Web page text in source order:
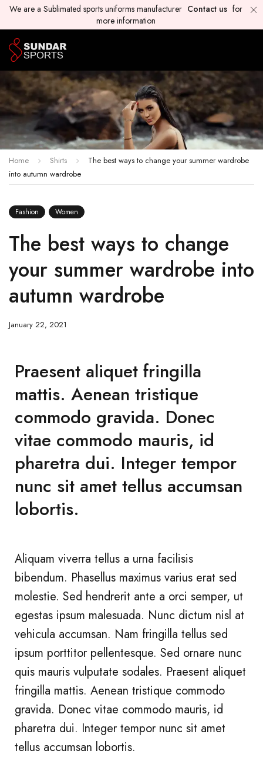
We are a Sublimated sports uniforms manufacturer Contact us for
more information
Home Shirts
The best ways to change your summer wardrobe
into autumn wardrobe
Fashion Women
The best ways to change
your summer wardrobe into
autumn wardrobe
January 22, 2021
Praesent aliquet fringilla
mattis. Aenean tristique
commodo gravida. Donec
vitae commodo mauris, id
pharetra dui. Integer tempor
nunc sit amet tellus accumsan
lobortis.
Aliquam viverra tellus a urna facilisis
bibendum. Phasellus maximus varius erat sed
molestie. Sed hendrerit ante a orci semper, ut
egestas ipsum malesuada. Nunc dictum nisl at
vehicula accumsan. Nam fringilla tellus sed
ipsum porttitor pellentesque. Sed ornare nunc
quis mauris vulputate sodales. Praesent aliquet
fringilla mattis. Aenean tristique commodo
gravida. Donec vitae commodo mauris, id
pharetra dui. Integer tempor nunc sit amet
tellus accumsan lobortis.